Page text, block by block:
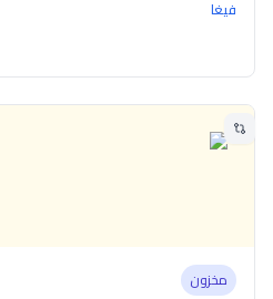
فيغا
مخزون